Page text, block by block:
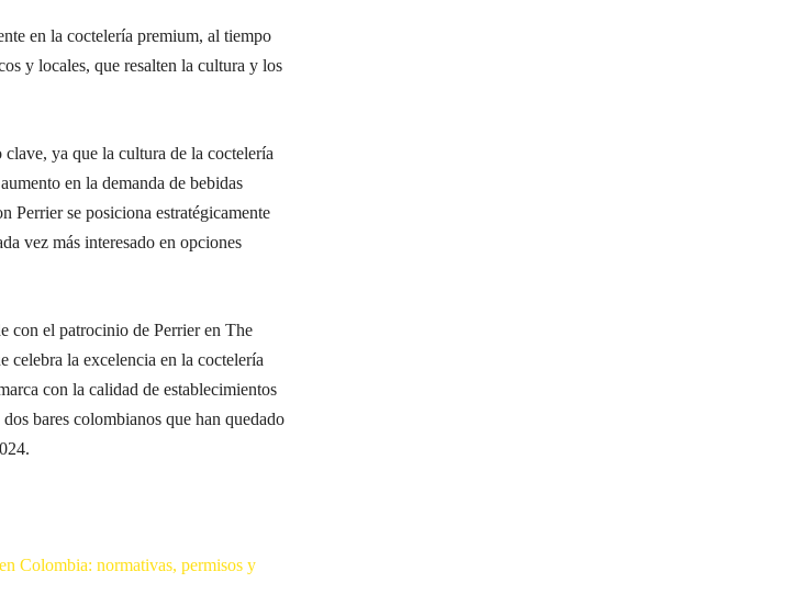
en la coctelería premium, al tiempo
y locales, que resalten la cultura y los
ya que la cultura de la coctelería
en la demanda de bebidas
Perrier se posiciona estratégicamente
vez más interesado en opciones
con el patrocinio de Perrier en The
celebra la excelencia en la coctelería
con la calidad de establecimientos
bares colombianos que han quedado
Colombia: normativas, permisos y